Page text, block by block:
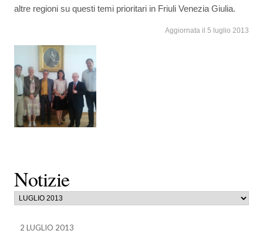
Notizie
2 LUGLIO 2013
altre regioni su questi temi prioritari in Friuli Venezia Giulia.
Aggiornata il 5 luglio 2013